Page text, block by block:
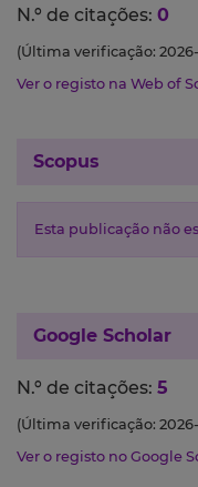
N.º de citações: 0
(Última verificação:
Ver o registo na Web of
Scopus
Esta publicação não
Google Scholar
N.º de citações: 5
(Última verificação:
Ver o registo no Google